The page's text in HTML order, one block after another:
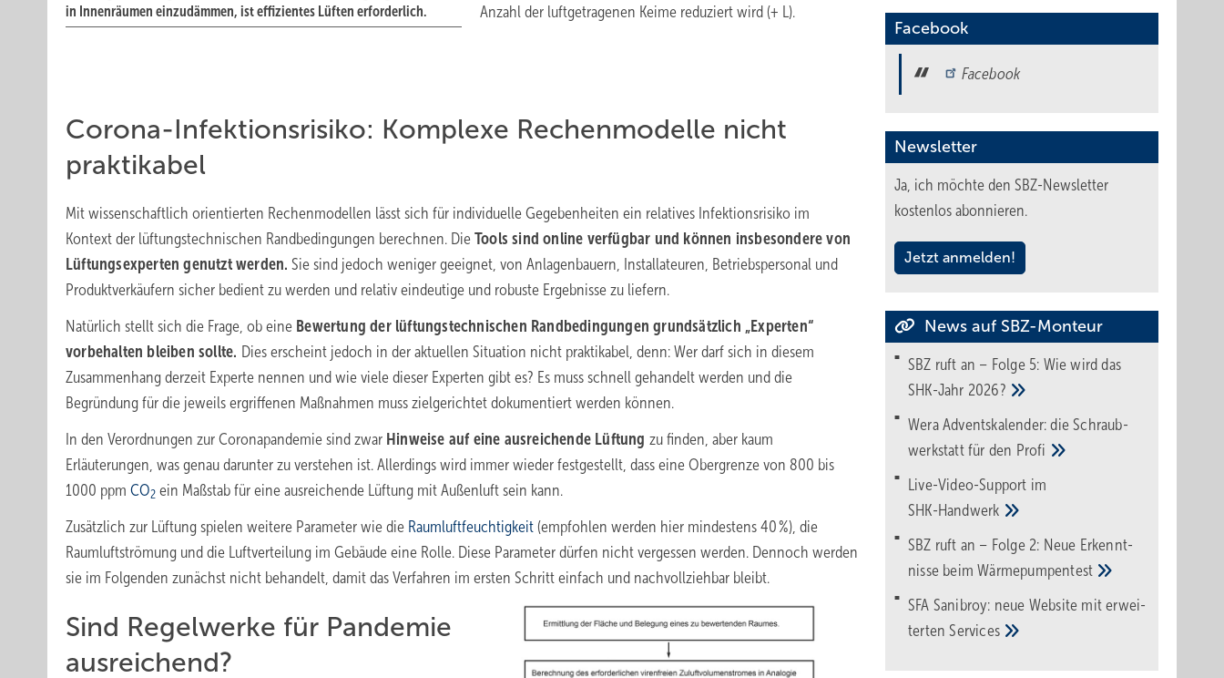
in Innenräumen einzudämmen, ist effizientes Lüften erforderlich.
Anzahl der luftgetragenen Keime reduziert wird (+ L).
Corona-Infektionsrisiko: Komplexe Rechenmodelle nicht
praktikabel
Mit wissenschaftlich orientierten Rechenmodellen lässt sich für individuelle Gegebenheiten ein relatives Infektionsrisiko im
Kontext der lüftungstechnischen Randbedingungen berechnen. Die Tools sind online verfügbar und können insbesondere von
Lüftungsexperten genutzt werden. Sie sind jedoch weniger geeignet, von Anlagenbauern, Installateuren, Betriebspersonal und
Produktverkäufern sicher bedient zu werden und relativ eindeutige und robuste Ergebnisse zu liefern.
Natürlich stellt sich die Frage, ob eine Bewertung der lüftungstechnischen Randbedingungen grundsätzlich „Experten“
vorbehalten bleiben sollte. Dies erscheint jedoch in der aktuellen Situation nicht praktikabel, denn: Wer darf sich in diesem
Zusammenhang derzeit Experte nennen und wie viele dieser Experten gibt es? Es muss schnell gehandelt werden und die
Begründung für die jeweils ergriffenen Maßnahmen muss zielgerichtet dokumentiert werden können.
In den Verordnungen zur Coronapandemie sind zwar Hinweise auf eine ausreichende Lüftung zu finden, aber kaum
Erläuterungen, was genau darunter zu verstehen ist. Allerdings wird immer wieder festgestellt, dass eine Obergrenze von 800 bis
1000 ppm CO2 ein Maßstab für eine ausreichende Lüftung mit Außenluft sein kann.
Zusätzlich zur Lüftung spielen weitere Parameter wie die Raumluftfeuchtigkeit (empfohlen werden hier mindestens 40 %), die
Raumluftströmung und die Luftverteilung im Gebäude eine Rolle. Diese Parameter dürfen nicht vergessen werden. Dennoch werden
sie im Folgenden zunächst nicht behandelt, damit das Verfahren im ersten Schritt einfach und nachvollziehbar bleibt.
Sind Regelwerke für Pandemie
ausreichend?
Facebook
Facebook
Newsletter
Ja, ich möchte den SBZ-Newsletter
kostenlos abonnieren.
Jetzt anmelden!
News auf SBZ-Monteur
SBZ ruft an – Folge 5: Wie wird das
SHK-Jahr 2026?
Wera Adventskalender: die Schraub­
werk­statt für den Pro­fi
Live-Video-Support im
SHK-Handwerk
SBZ ruft an – Folge 2: Neue Erkennt­
nisse beimWärme­pumpen­test
SFA Sanibroy: neue Web­site mit erwei­
tertenServices